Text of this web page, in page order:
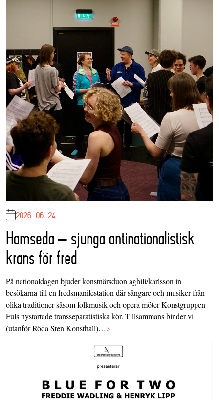
2026-06-24
Hamseda – sjunga antinationalistisk
krans för fred
På nationaldagen bjuder konstnärsduon aghili/karlsson in
besökarna till en fredsmanifestation där sångare och musiker från
olika traditioner såsom folkmusik och opera möter Konstgruppen
Fuls nystartade transseparatistiska kör. Tillsammans binder vi
(utanför Röda Sten Konsthall)…>